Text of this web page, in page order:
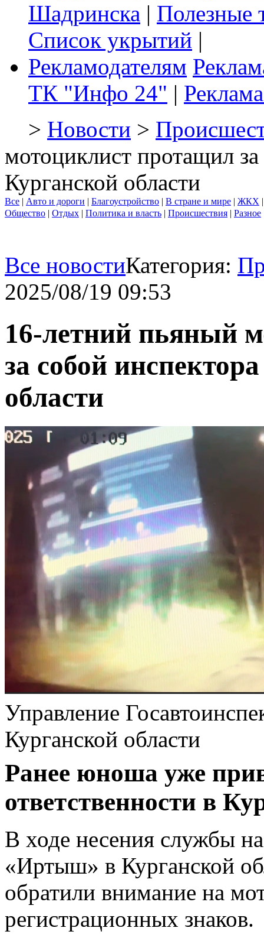
Шадринска | Полезные
Список укрытий |
Рекламодателям
ТК "Инфо 24" |
> Новости >
мотоциклист протащил
Курганской области
Все | Авто и дороги | Благоустройство | В стране и мире | ЖКХ
Общество | Отдых | Политика и власть | Происшествия | Разное
Все новостиКатегория:
2025/08/19 09:53
16-летний пьяный
за собой
области
Управление
Курганской области
Ранее юноша уже
ответственности в
В ходе несения службы
«Иртыш» в Курганской
обратили внимание на
регистрационных знаков.